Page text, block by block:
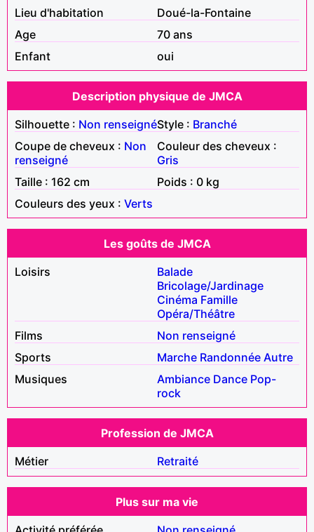
Lieu d'habitation
Doué-la-Fontaine
Age
70 ans
Enfant
oui
Description physique de JMCA
Silhouette : Non renseignéStyle : Branché
Coupe de cheveux : Non
renseigné
Couleur des cheveux :
Gris
Taille : 162 cm
Poids : 0 kg
Couleurs des yeux : Verts
Les goûts de JMCA
Loisirs
Balade
Bricolage/Jardinage
Cinéma Famille
Opéra/Théâtre
Films
Non renseigné
Sports
Marche Randonnée Autre
Musiques
Ambiance Dance Pop-
rock
Profession de JMCA
Métier
Retraité
Plus sur ma vie